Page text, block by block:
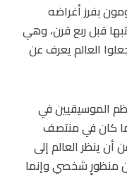
بفرز أغراضه
قبل ربع قرن، وهي
العالم يعرف عن
الموسيقيين في
كان في منتصف
أن ينظر العالم إلى
منظورٍ شخصي وإنما